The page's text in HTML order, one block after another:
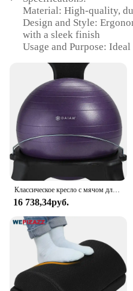
Material: High-quality,
Design and Style:
with a sleek finish
Usage and Purpose:
volleyball
Performance and
quick inflation
Parts and Accessories:
for precise inflation
Applicable People:
enthusiasts, and casual
|Wholesale|Vendors|
**Enhanced
The Ergonomic air pump
product in the sports
to deliver exceptional
Its robust plastic
and longevity, making it
frequent use. The
aesthetically pleasing
16 738,34руб.